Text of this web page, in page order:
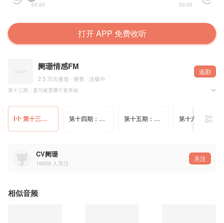
00:00 00:00
打开 APP 免费收听
阑珊情感FM
2.5 万次播放 · 播客 · 连载中
追剧
第十三期：爱与被爱哪个更幸福
第十三期：爱与被爱哪个更幸福 第十四期：错过不再来，且行且珍惜 第十五期：爱，痛过后才会懂得 第十六期：逝去的美好
CV阑珊
16659 人关注
关注
相似音频